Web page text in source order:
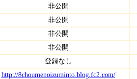
非公開
非公開
非公開
非公開
登録なし
http://8choumenoizuminto.blog.fc2.com/